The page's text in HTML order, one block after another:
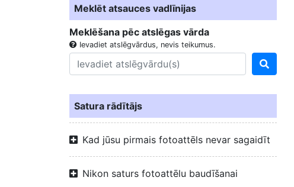
Meklēt atsauces vadlīnijas
Meklēšana pēc atslēgas vārda
Ievadiet atslēgvārdus, nevis teikumus.
Satura rādītājs
Kad jūsu pirmais fotoattēls nevar sagaidīt
Nikon saturs fotoattēlu baudīšanai